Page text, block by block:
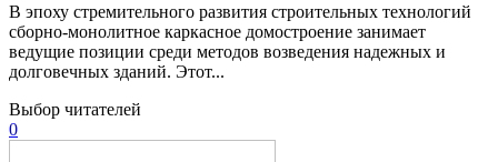
В эпоху стремительного развития строительных технологий
сборно-монолитное каркасное домостроение занимает
ведущие позиции среди методов возведения надежных и
долговечных зданий. Этот...
Выбор читателей
0